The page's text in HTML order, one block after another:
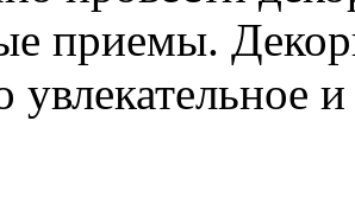
приемы.
увлекательное